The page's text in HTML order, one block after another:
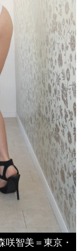
咲智美＝東京・